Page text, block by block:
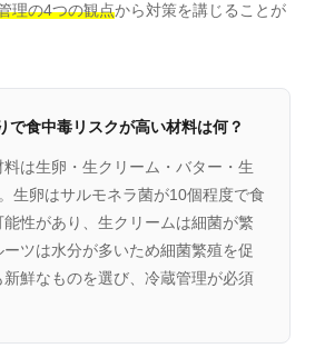
理の4つの観点から対策を講じることが
で食中毒リスクが高い材料は何？
は生卵・生クリーム・バター・生
生卵はサルモネラ菌が10個程度で食
性があり、生クリームは細菌が繁
ツは水分が多いため細菌繁殖を促
鮮なものを選び、冷蔵管理が必須